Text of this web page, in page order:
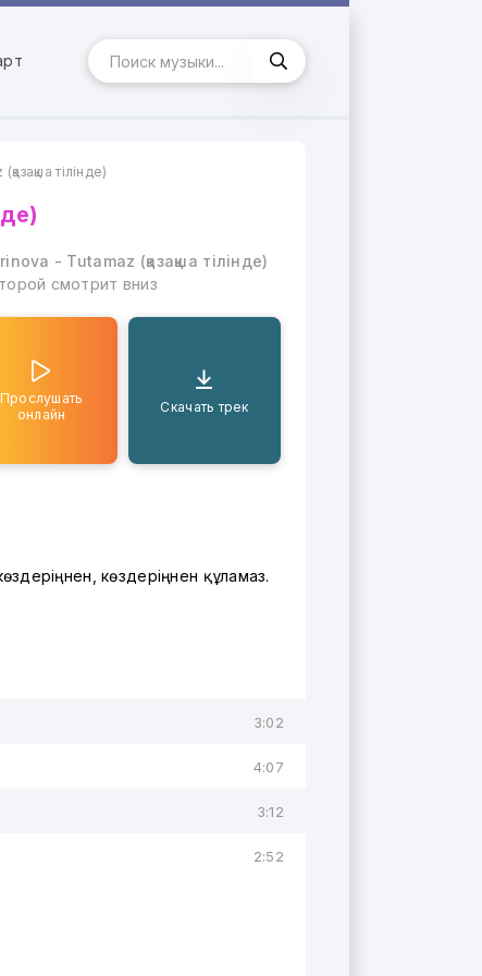
тілінде)
- Tutamaz (қазақша тілінде)
смотрит вниз
Прослушать
онлайн
Скачать трек
көздеріңнен құламаз.
3:02
4:07
3:12
2:52